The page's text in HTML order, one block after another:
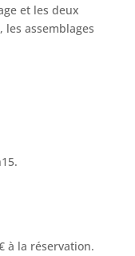
et les deux
assemblages
à la réservation.